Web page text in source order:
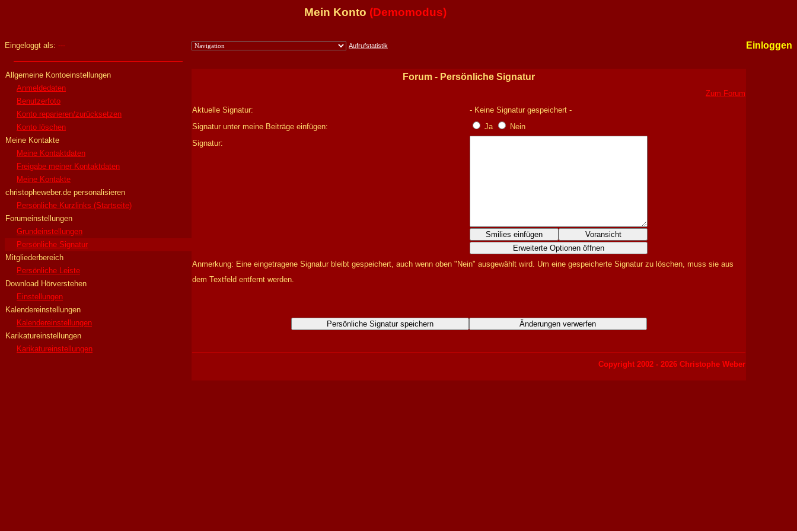
Mein Konto (Demomodus)
Eingeloggt als: --- Aufrufstatistik Einloggen
Allgemeine Kontoeinstellungen
Anmeldedaten
Benutzerfoto
Konto reparieren/zurücksetzen
Konto löschen
Meine Kontakte
Meine Kontaktdaten
Freigabe meiner Kontaktdaten
Meine Kontakte
christopheweber.de personalisieren
Persönliche Kurzlinks (Startseite)
Forumeinstellungen
Grundeinstellungen
Persönliche Signatur
Mitgliederbereich
Persönliche Leiste
Download Hörverstehen
Einstellungen
Kalendereinstellungen
Kalendereinstellungen
Karikatureinstellungen
Karikatureinstellungen
Forum - Persönliche Signatur
Zum Forum
Aktuelle Signatur:
- Keine Signatur gespeichert -
Signatur unter meine Beiträge einfügen:
Ja
Nein
Signatur:
Smilies einfügen
Voransicht
Erweiterte Optionen öffnen
Anmerkung: Eine eingetragene Signatur bleibt gespeichert, auch wenn oben "Nein" ausgewählt wird. Um eine gespeicherte Signatur zu löschen, muss sie aus
dem Textfeld entfernt werden.
Persönliche Signatur speichern Änderungen verwerfen
Copyright 2002 - 2026 Christophe Weber